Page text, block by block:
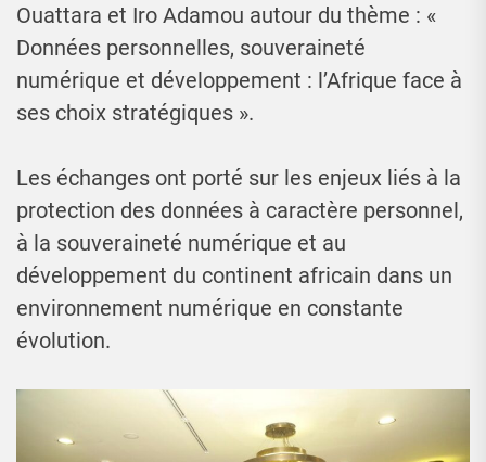
Ouattara et Iro Adamou autour du thème : «
Données personnelles, souveraineté
numérique et développement : l’Afrique face à
ses choix stratégiques ».
Les échanges ont porté sur les enjeux liés à la
protection des données à caractère personnel,
à la souveraineté numérique et au
développement du continent africain dans un
environnement numérique en constante
évolution.